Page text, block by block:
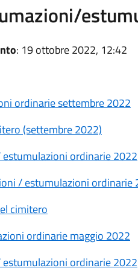
: 19 ottobre 2022, 12:42
ordinarie settembre 2022
(settembre 2022)
ordinarie 2022
/ estumulazioni ordinarie
cimitero
ordinarie maggio 2022
ordinarie 2022